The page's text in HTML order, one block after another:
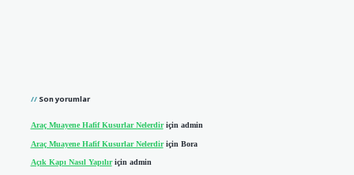
Son yorumlar
Araç Muayene Hafif Kusurlar Nelerdiriçin admin
Araç Muayene Hafif Kusurlar Nelerdiriçin Bora
Açık Kapı Nasıl Yapılıriçin admin